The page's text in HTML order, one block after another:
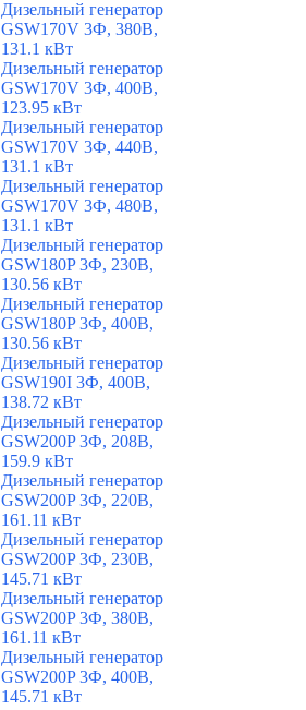
Дизельный генератор
GSW170V 3Ф, 380В,
131.1 кВт
Дизельный генератор
GSW170V 3Ф, 400В,
123.95 кВт
Дизельный генератор
GSW170V 3Ф, 440В,
131.1 кВт
Дизельный генератор
GSW170V 3Ф, 480В,
131.1 кВт
Дизельный генератор
GSW180P 3Ф, 230В,
130.56 кВт
Дизельный генератор
GSW180P 3Ф, 400В,
130.56 кВт
Дизельный генератор
GSW190I 3Ф, 400В,
138.72 кВт
Дизельный генератор
GSW200P 3Ф, 208В,
159.9 кВт
Дизельный генератор
GSW200P 3Ф, 220В,
161.11 кВт
Дизельный генератор
GSW200P 3Ф, 230В,
145.71 кВт
Дизельный генератор
GSW200P 3Ф, 380В,
161.11 кВт
Дизельный генератор
GSW200P 3Ф, 400В,
145.71 кВт